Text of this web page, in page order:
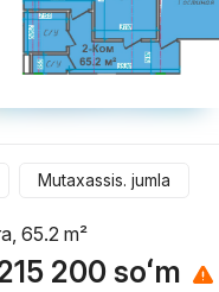
Mutaxassis. jumla
65.2 m²
200 soʻm